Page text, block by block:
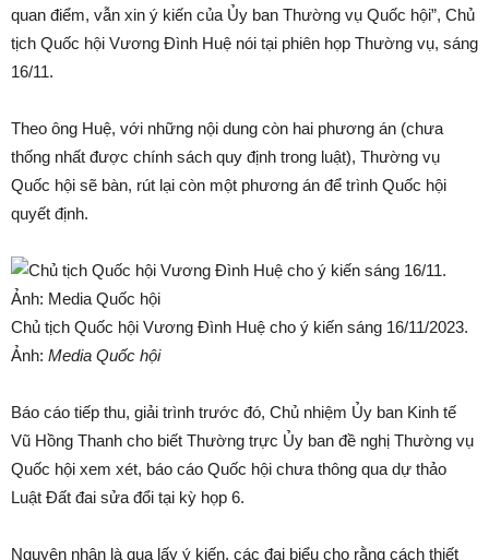
quan điểm, vẫn xin ý kiến của Ủy ban Thường vụ Quốc hội”, Chủ
tịch Quốc hội Vương Đình Huệ nói tại phiên họp Thường vụ, sáng
16/11.
Theo ông Huệ, với những nội dung còn hai phương án (chưa
thống nhất được chính sách quy định trong luật), Thường vụ
Quốc hội sẽ bàn, rút lại còn một phương án để trình Quốc hội
quyết định.
Chủ tịch Quốc hội Vương Đình Huệ cho ý kiến sáng 16/11/2023.
Ảnh: Media Quốc hội
Báo cáo tiếp thu, giải trình trước đó, Chủ nhiệm Ủy ban Kinh tế
Vũ Hồng Thanh cho biết Thường trực Ủy ban đề nghị Thường vụ
Quốc hội xem xét, báo cáo Quốc hội chưa thông qua dự thảo
Luật Đất đai sửa đổi tại kỳ họp 6.
Nguyên nhân là qua lấy ý kiến, các đại biểu cho rằng cách thiết